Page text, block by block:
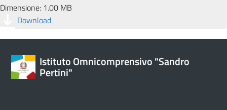
Dimensione: 1.00 MB
Download
Istituto Omnicomprensivo "Sandro
Pertini"